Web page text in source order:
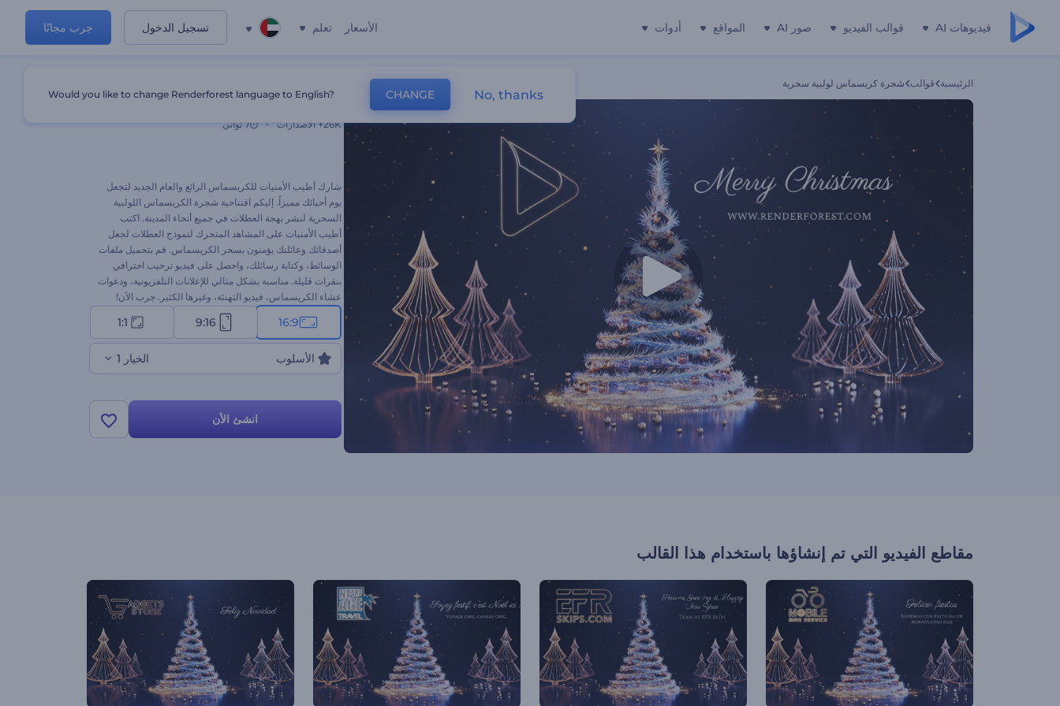
فيديوهات AI قوالب الفيديو صور AI المواقع أدوات الأسعار تعلم تسجيل الدخول جرب مجانًا
الرئيسية قوالب شجرة كريسماس لولبية سحرية
26K+ الاصدارات 7 ثواني
شارك أطيب الأمنيات للكريسماس الرائع والعام الجديد لتجعل
يوم أحبائك مميزاً. إليكم افتتاحية شجرة الكريسماس اللولبية
السحرية لنشر بهجة العطلات في جميع أنحاء المدينة. اكتب
أطيب الأمنيات على المشاهد المتحرك لنموذج العطلات لجعل
أصدقائك وعائلتك يؤمنون بسحر الكريسماس. قم بتحميل ملفات
الوسائط، وكتابة رسائلك، واحصل على فيديو ترحيب احترافي
بنقرات قليلة. مناسبة بشكل مثالي للإعلانات التلفزيونية، ودعوات
عشاء الكريسماس، فيديو التهنئة، وغيرها الكثير. جرب الآن!
16:9
9:16
1:1
الأسلوب الخيار 1
انشئ الأن
مقاطع الفيديو التي تم إنشاؤها باستخدام هذا القالب
Would you like to change Renderforest language to English? CHANGE No, thanks